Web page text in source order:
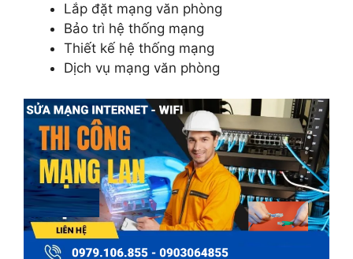
Lắp đặt mạng văn phòng
Bảo trì hệ thống mạng
Thiết kế hệ thống mạng
Dịch vụ mạng văn phòng